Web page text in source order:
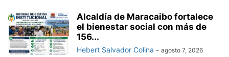
Alcaldía de Maracaibo fortalece
el bienestar social con más de
156...
Hebert Salvador Colina - agosto 7, 2026